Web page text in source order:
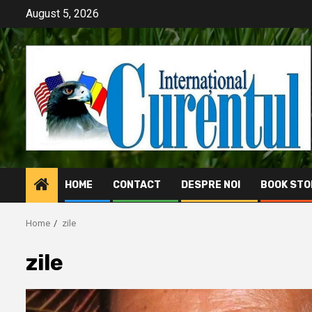
content
August 5, 2026
HOME CONTACT DESPRE NOI BOOK
Home zile
zile